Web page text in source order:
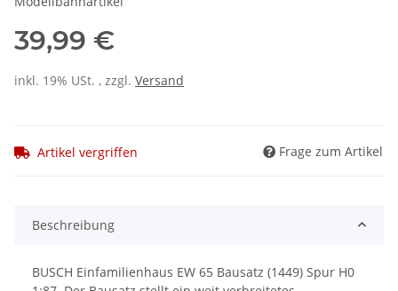
39,99 €
inkl. 19% USt. , zzgl. Versand
Artikel vergriffen Frage zum Artikel
Beschreibung
BUSCH Einfamilienhaus EW 65 Bausatz (1449) Spur H0